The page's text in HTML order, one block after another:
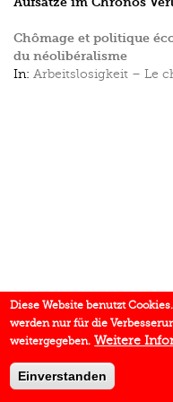
Chômage et politique
du néolibéralisme
In: Arbeitslosigkeit – Le
Diese Website benutzt
werden nur für die
weitergegeben. Weitere
Einverstanden